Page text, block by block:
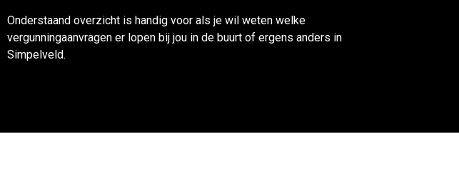
Onderstaand overzicht is handig voor als je wil weten welke
vergunningaanvragen er lopen bij jou in de buurt of ergens anders in
Simpelveld.